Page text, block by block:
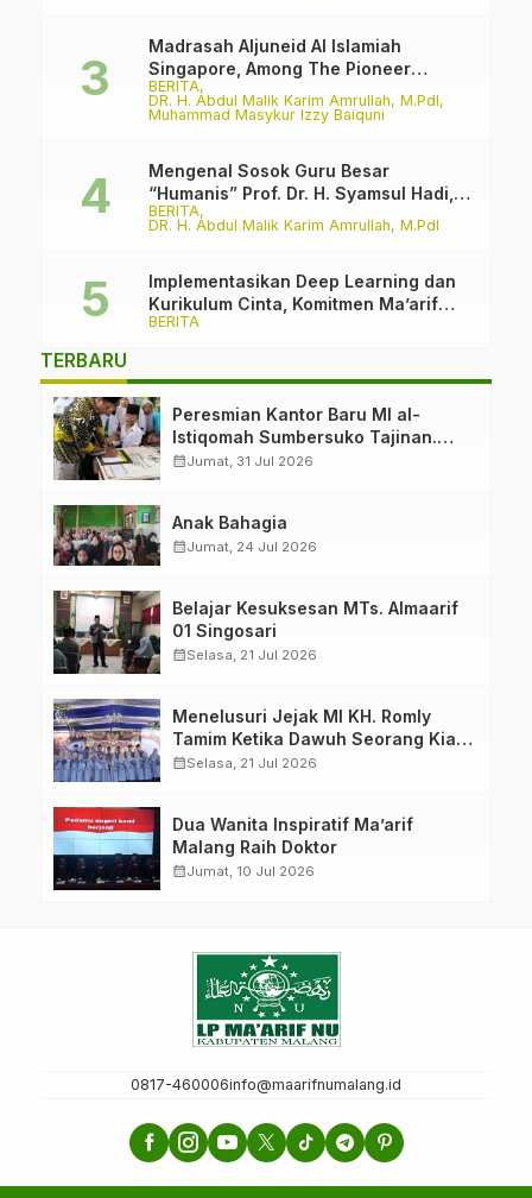
BERITA
DR. H. Abdul Malik Karim Amrullah, M.PdI
Muhammad Masykur Izzy Baiquni
Madrasah Aljuneid Al Islamiah
Singapore, Among The Pioneer
Madrasah
BERITA
DR. H. Abdul Malik Karim Amrullah, M.PdI
Mengenal Sosok Guru Besar
“Humanis” Prof. Dr. H. Syamsul Hadi,
M.Pd., M.Ed.
BERITA
Implementasikan Deep Learning dan
Kurikulum Cinta, Komitmen Ma’arif
PCNU Kabupaten Malang Melawan
TERBARU
Peresmian Kantor Baru MI al-
Istiqomah Sumbersuko Tajinan.
Ketua LP Ma’arif PCNU Malang
calendar_monthJumat, 31 Jul 2026
Anak Bahagia
calendar_monthJumat, 24 Jul 2026
Belajar Kesuksesan MTs. Almaarif
01 Singosari
calendar_monthSelasa, 21 Jul 2026
Menelusuri Jejak MI KH. Romly
Tamim Ketika Dawuh Seorang Kiai
Menjelma Menjadi Mercusuar
calendar_monthSelasa, 21 Jul 2026
Dua Wanita Inspiratif Ma’arif
Malang Raih Doktor
calendar_monthJumat, 10 Jul 2026
0817-460006info@maarifnumalang.id